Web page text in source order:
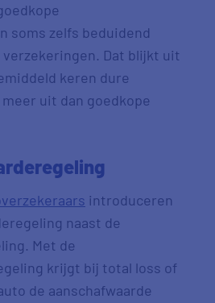
soms zelfs beduidend
Dat blijkt uit
keren dure
uit dan goedkope
introduceren
naast de
Met de
krijgt bij total loss of
de aanschafwaarde